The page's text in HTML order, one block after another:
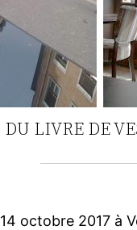
DU LIVRE DE
octobre 2017 à